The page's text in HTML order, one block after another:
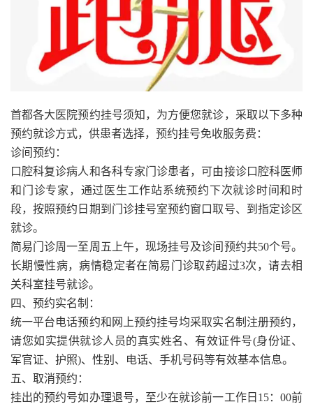
首都各大医院预约挂号须知，为方便您就诊，采取以下多种
预约就诊方式，供患者选择，预约挂号免收服务费：
诊间预约：
口腔科复诊病人和各科专家门诊患者，可由接诊口腔科医师
和门诊专家，通过医生工作站系统预约下次就诊时间和时
段，按照预约日期到门诊挂号室预约窗口取号、到指定诊区
就诊。
简易门诊周一至周五上午，现场挂号及诊间预约共50个号。
长期慢性病，病情稳定者在简易门诊取药超过3次，请去相
关科室挂号就诊。
四、预约实名制：
统一平台电话预约和网上预约挂号均采取实名制注册预约，
请您如实提供就诊人员的真实姓名、有效证件号(身份证、
军官证、护照)、性别、电话、手机号码等有效基本信息。
五、取消预约：
挂出的预约号如办理退号，至少在就诊前一工作日15：00前